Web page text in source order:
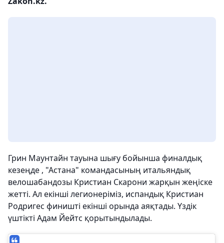
Грин Маунтайн тауына шығу бойынша финалдық
кезеңде , "Астана" командасының итальяндық
велошабандозы Кристиан Скарони жарқын жеңіске
жетті. Ал екінші легионеріміз, испандық Кристиан
Родригес финишті екінші орында аяқтады. Үздік
үштікті Адам Йейтс қорытындылады.